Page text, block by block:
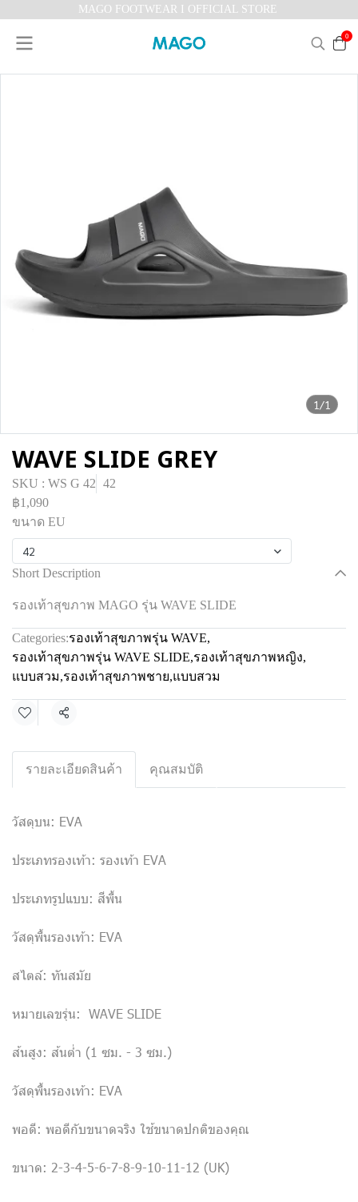
MAGO FOOTWEAR I OFFICIAL STORE
0
1/1
WAVE SLIDE GREY
SKU : WS G 42 42
฿1,090
ขนาด EU
42
Short Description
รองเท้าสุขภาพ MAGO รุ่น WAVE SLIDE
Categories:รองเท้าสุขภาพรุ่น WAVE,
รองเท้าสุขภาพรุ่น WAVE SLIDE,รองเท้าสุขภาพหญิง,
แบบสวม,รองเท้าสุขภาพชาย,แบบสวม
Share
รายละเอียดสินค้า คุณสมบัติ
วัสดุบน: EVA
ประเภทรองเท้า: รองเท้า EVA
ประเภทรูปแบบ: สีพื้น
วัสดุพื้นรองเท้า: EVA
สไตล์: ทันสมัย
หมายเลขรุ่น: WAVE SLIDE
ส้นสูง: ส้นต่ำ (1 ซม. - 3 ซม.)
วัสดุพื้นรองเท้า: EVA
พอดี: พอดีกับขนาดจริง ใช้ขนาดปกติของคุณ
ขนาด: 2-3-4-5-6-7-8-9-10-11-12 (UK)